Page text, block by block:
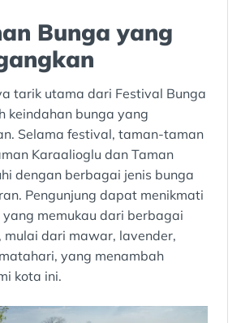
Bunga yang
tarik utama dari Festival Bunga
keindahan bunga yang
Selama festival, taman-taman
Karaalioglu dan Taman
dengan berbagai jenis bunga
Pengunjung dapat menikmati
memukau dari berbagai
mulai dari mawar, lavender,
yang menambah
kota ini.